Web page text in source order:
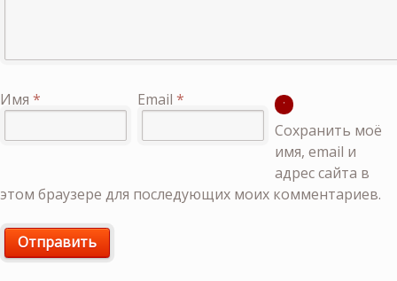
Имя * Email *
Сохранить моё
имя, email и
адрес сайта в
этом браузере для последующих моих комментариев.